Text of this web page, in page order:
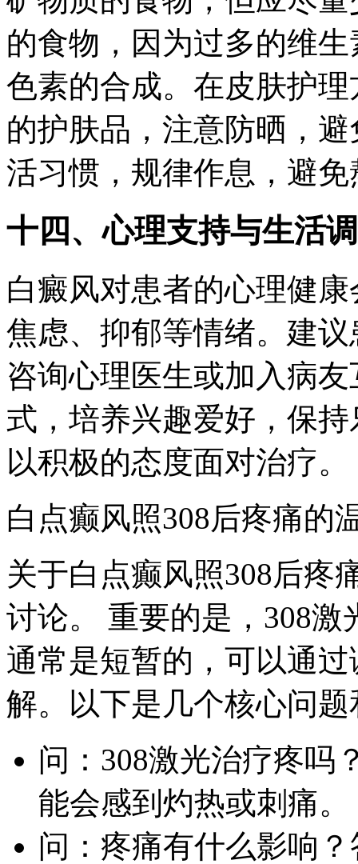
的食物，因为过多的维
色素的合成。在皮肤护
的护肤品，注意防晒，
活习惯，规律作息，避免
十四、心理支持与生活
白癜风对患者的心理健
焦虑、抑郁等情绪。建
咨询心理医生或加入病
式，培养兴趣爱好，保
以积极的态度面对治疗。
白点癫风照308后疼痛的
关于白点癫风照308后疼
讨论。 重要的是，308
通常是短暂的，可以通
解。以下是几个核心问
问：308激光治疗疼吗
能会感到灼热或刺痛。
问：疼痛有什么影响